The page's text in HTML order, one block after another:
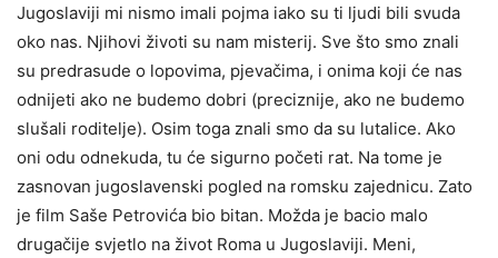
Jugoslaviji mi nismo imali pojma iako su ti ljudi bili svuda
oko nas. Njihovi životi su nam misterij. Sve što smo znali
su predrasude o lopovima, pjevačima, i onima koji će nas
odnijeti ako ne budemo dobri (preciznije, ako ne budemo
slušali roditelje). Osim toga znali smo da su lutalice. Ako
oni odu odnekuda, tu će sigurno početi rat. Na tome je
zasnovan jugoslavenski pogled na romsku zajednicu. Zato
je film Saše Petrovića bio bitan. Možda je bacio malo
drugačije svjetlo na život Roma u Jugoslaviji. Meni,